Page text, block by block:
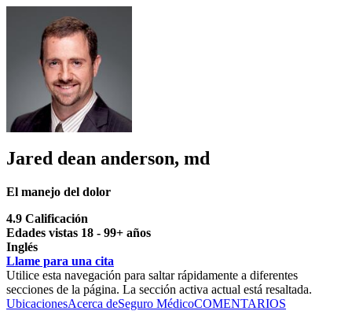
Jared dean anderson, md
El manejo del dolor
4.9 Calificación
Edades vistas 18 - 99+ años
Inglés
Llame para una cita
Utilice esta navegación para saltar rápidamente a diferentes
secciones de la página. La sección activa actual está resaltada.
UbicacionesAcerca deSeguro MédicoCOMENTARIOS